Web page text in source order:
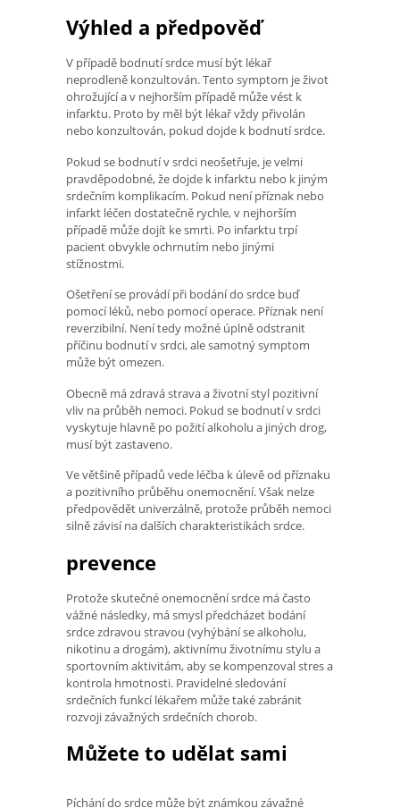
Výhled a předpověď
V případě bodnutí srdce musí být lékař
neprodleně konzultován. Tento symptom je život
ohrožující a v nejhorším případě může vést k
infarktu. Proto by měl být lékař vždy přivolán
nebo konzultován, pokud dojde k bodnutí srdce.
Pokud se bodnutí v srdci neošetřuje, je velmi
pravděpodobné, že dojde k infarktu nebo k jiným
srdečním komplikacím. Pokud není příznak nebo
infarkt léčen dostatečně rychle, v nejhorším
případě může dojít ke smrti. Po infarktu trpí
pacient obvykle ochrnutím nebo jinými
stížnostmi.
Ošetření se provádí při bodání do srdce buď
pomocí léků, nebo pomocí operace. Příznak není
reverzibilní. Není tedy možné úplně odstranit
příčinu bodnutí v srdci, ale samotný symptom
může být omezen.
Obecně má zdravá strava a životní styl pozitivní
vliv na průběh nemoci. Pokud se bodnutí v srdci
vyskytuje hlavně po požití alkoholu a jiných drog,
musí být zastaveno.
Ve většině případů vede léčba k úlevě od příznaku
a pozitivního průběhu onemocnění. Však nelze
předpovědět univerzálně, protože průběh nemoci
silně závisí na dalších charakteristikách srdce.
prevence
Protože skutečné onemocnění srdce má často
vážné následky, má smysl předcházet bodání
srdce zdravou stravou (vyhýbání se alkoholu,
nikotinu a drogám), aktivnímu životnímu stylu a
sportovním aktivitám, aby se kompenzoval stres a
kontrola hmotnosti. Pravidelné sledování
srdečních funkcí lékařem může také zabránit
rozvoji závažných srdečních chorob.
Můžete to udělat sami
Píchání do srdce může být známkou závažné